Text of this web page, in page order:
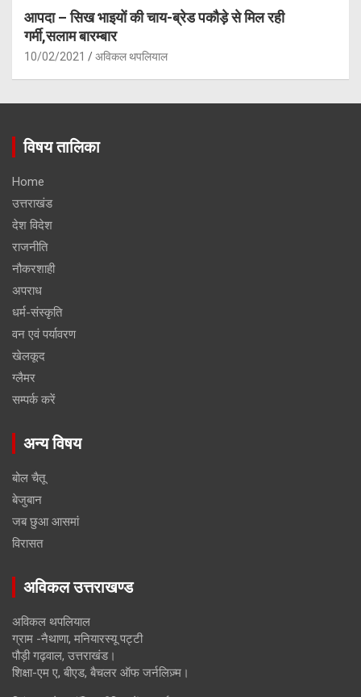
आपदा – सिख भाइयों की चाय-ब्रेड पकौड़े से मिल रही
गर्मी,सलाम बारम्बार
10/02/2021 अविकल थपलियाल
विषय तालिका
Home
उत्तराखंड
देश विदेश
राजनीति
नौकरशाही
अपराध
धर्म-संस्कृति
वन एवं पर्यावरण
खेलकूद
ग्लैमर
सम्पर्क करें
अन्य विषय
बोल चैतू
बेजुबान
जब छुआ आसमां
विरासत
अविकल उत्तराखण्ड
अविकल थपलियाल
ग्राम -नैथाणा, मनियारस्यू पट्टी
पौड़ी गढ़वाल, उत्तराखंड।
शिक्षा-एम ए, बीएड, बैचलर ऑफ जर्नलिज़्म।